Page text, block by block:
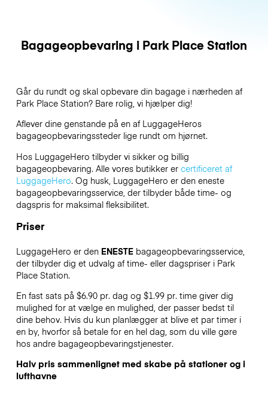
Bagageopbevaring i Park Place Station
Går du rundt og skal opbevare din bagage i nærheden af
Park Place Station? Bare rolig, vi hjælper dig!
Aflever dine genstande på en af LuggageHeros
bagageopbevaringssteder lige rundt om hjørnet.
Hos LuggageHero tilbyder vi sikker og billig
bagageopbevaring. Alle vores butikker er certificeret af
LuggageHero. Og husk, LuggageHero er den eneste
bagageopbevaringsservice, der tilbyder både time- og
dagspris for maksimal fleksibilitet.
Priser
LuggageHero er den ENESTEbagageopbevaringsservice,
der tilbyder dig et udvalg af time- eller dagspriser i Park
Place Station.
En fast sats på $6.90 pr. dag og $1.99 pr. time giver dig
mulighed for at vælge en mulighed, der passer bedst til
dine behov. Hvis du kun planlægger at blive et par timer i
en by, hvorfor så betale for en hel dag, som du ville gøre
hos andre bagageopbevaringstjenester.
Halv pris sammenlignet med skabe på stationer og i
lufthavne